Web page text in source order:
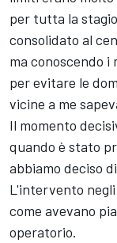
per tutta la
consolidato al
ma conoscendo i
per evitare le
vicine a me
Il momento
quando è stato
abbiamo deciso
L'intervento
come avevano
operatorio.